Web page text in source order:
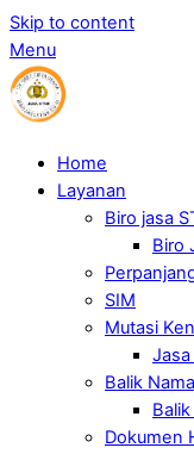
Skip to content
Menu
Home
Layanan
Biro jasa
Biro
SIM
Mutasi
Balik Nama
Dokumen